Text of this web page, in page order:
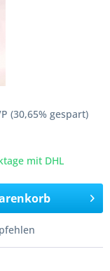
(30,65% gespart)
mit DHL